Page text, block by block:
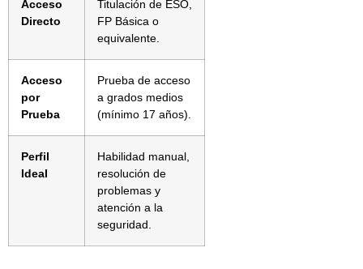
Acceso
Directo
Titulación de ESO,
FP Básica o
equivalente.
Acceso
por
Prueba
Prueba de acceso
a grados medios
(mínimo 17 años).
Perfil
Ideal
Habilidad manual,
resolución de
problemas y
atención a la
seguridad.